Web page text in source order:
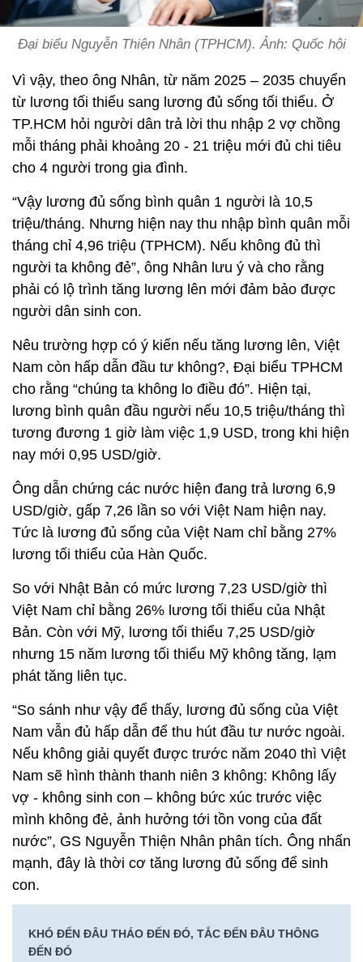
Đại biểu Nguyễn Thiện Nhân (TPHCM). Ảnh: Quốc hội
Vì vậy, theo ông Nhân, từ năm 2025 – 2035 chuyển
từ lương tối thiểu sang lương đủ sống tối thiểu. Ở
TP.HCM hỏi người dân trả lời thu nhập 2 vợ chồng
mỗi tháng phải khoảng 20 - 21 triệu mới đủ chi tiêu
cho 4 người trong gia đình.
“Vậy lương đủ sống bình quân 1 người là 10,5
triệu/tháng. Nhưng hiện nay thu nhập bình quân mỗi
tháng chỉ 4,96 triệu (TPHCM). Nếu không đủ thì
người ta không đẻ”, ông Nhân lưu ý và cho rằng
phải có lộ trình tăng lương lên mới đảm bảo được
người dân sinh con.
Nêu trường hợp có ý kiến nếu tăng lương lên, Việt
Nam còn hấp dẫn đầu tư không?, Đại biểu TPHCM
cho rằng “chúng ta không lo điều đó”. Hiện tại,
lương bình quân đầu người nếu 10,5 triệu/tháng thì
tương đương 1 giờ làm việc 1,9 USD, trong khi hiện
nay mới 0,95 USD/giờ.
Ông dẫn chứng các nước hiện đang trả lương 6,9
USD/giờ, gấp 7,26 lần so với Việt Nam hiện nay.
Tức là lương đủ sống của Việt Nam chỉ bằng 27%
lương tối thiểu của Hàn Quốc.
So với Nhật Bản có mức lương 7,23 USD/giờ thì
Việt Nam chỉ bằng 26% lương tối thiểu của Nhật
Bản. Còn với Mỹ, lương tối thiểu 7,25 USD/giờ
nhưng 15 năm lương tối thiểu Mỹ không tăng, lạm
phát tăng liên tục.
“So sánh như vậy để thấy, lương đủ sống của Việt
Nam vẫn đủ hấp dẫn để thu hút đầu tư nước ngoài.
Nếu không giải quyết được trước năm 2040 thì Việt
Nam sẽ hình thành thanh niên 3 không: Không lấy
vợ - không sinh con – không bức xúc trước việc
mình không đẻ, ảnh hưởng tới tồn vong của đất
nước”, GS Nguyễn Thiện Nhân phân tích. Ông nhấn
mạnh, đây là thời cơ tăng lương đủ sống để sinh
con.
KHÓ ĐẾN ĐÂU THÁO ĐẾN ĐÓ, TẮC ĐẾN ĐÂU THÔNG
ĐẾN ĐÓ